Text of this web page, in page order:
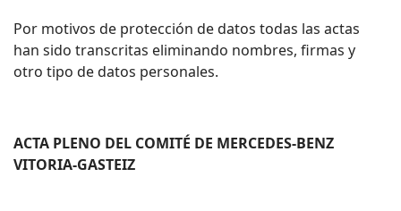
Por motivos de protección de datos todas las actas
han sido transcritas eliminando nombres, firmas y
otro tipo de datos personales.
ACTA PLENO DEL COMITÉ DE MERCEDES-BENZ
VITORIA-GASTEIZ